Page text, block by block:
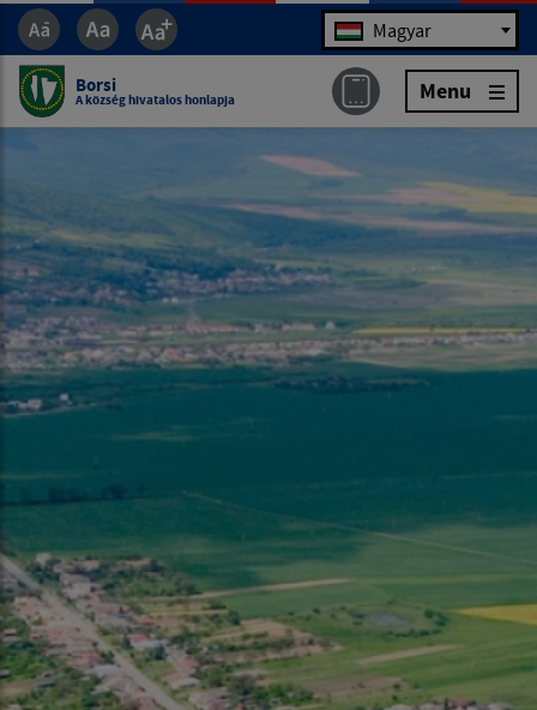
Jazyk Magyar
Borsi
A község hivatalos honlapja Menu